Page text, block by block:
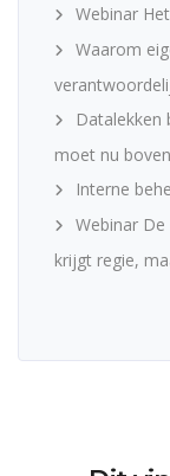
Webinar
Waarom
Datalekken
moet nu
Interne
Webinar De
krijgt regie,